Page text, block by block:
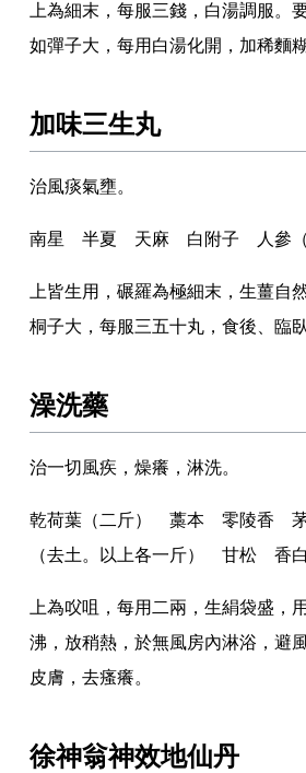
上為細末 ，每服三錢 ， 白湯調服 。
如彈子大 ，每用白湯化開 ， 加稀麵
加味三生丸
治風痰氣壅。
南星 半夏 天麻 白附子 人參（
上皆生用 ，碾羅為極細末 ，生薑自
桐子大 ，每服三五十丸 ，食後 臨
澡洗藥
治一切風疾 ，燥癢 ，淋洗。
乾荷葉（二斤） 藁本 零陵香
（去土 。 以上各一斤） 甘松 香白
上為㕮咀 ，每用二兩 ，生絹袋盛 ，
沸 ， 放稍熱 ，於無風房內淋浴 ，避
皮膚 ，去瘙癢。
徐神翁神效地仙丹